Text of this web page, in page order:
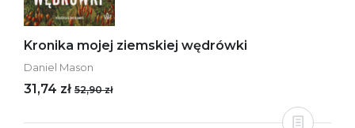
Kronika mojej ziemskiej wędrówki
Daniel Mason
31,74 zł 52,90 zł